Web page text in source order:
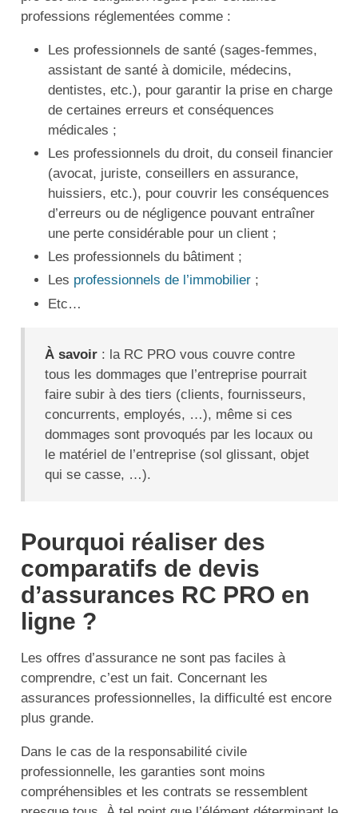
professions réglementées comme :
Les professionnels de santé (sages-femmes,
assistant de santé à domicile, médecins,
dentistes, etc.), pour garantir la prise en charge
de certaines erreurs et conséquences
médicales ;
Les professionnels du droit, du conseil financier
(avocat, juriste, conseillers en assurance,
huissiers, etc.), pour couvrir les conséquences
d’erreurs ou de négligence pouvant entraîner
une perte considérable pour un client ;
Les professionnels du bâtiment ;
Les professionnels de l’immobilier;
Etc…
À savoir : la RC PRO vous couvre contre
tous les dommages que l’entreprise pourrait
faire subir à des tiers (clients, fournisseurs,
concurrents, employés, …), même si ces
dommages sont provoqués par les locaux ou
le matériel de l’entreprise (sol glissant, objet
qui se casse, …).
Pourquoi réaliser des
comparatifs de devis
d’assurances RC PRO en
ligne ?
Les offres d’assurance ne sont pas faciles à
comprendre, c’est un fait. Concernant les
assurances professionnelles, la difficulté est encore
plus grande.
Dans le cas de la responsabilité civile
professionnelle, les garanties sont moins
compréhensibles et les contrats se ressemblent